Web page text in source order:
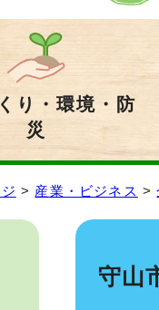
り・環境・防
災
> 産業・ビジネス >
守山